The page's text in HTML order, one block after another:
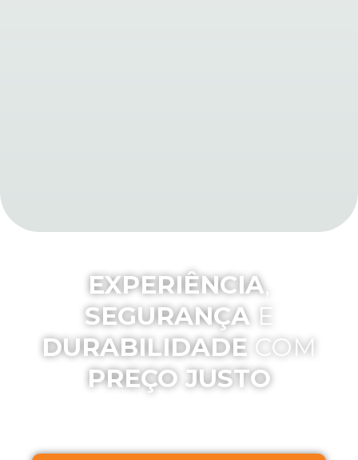
EXPERIÊNCIA,
SEGURANÇA E
DURABILIDADE COM
PREÇO JUSTO